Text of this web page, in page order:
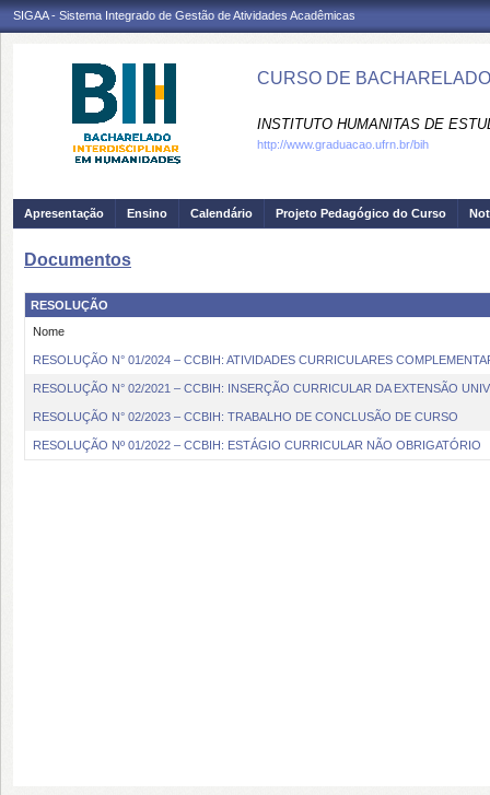
SIGAA - Sistema Integrado de Gestão de Atividades Acadêmicas
CURSO DE
INSTITUTO HUMANITAS DE
http://www.graduacao.ufrn.br/bih
Apresentação Ensino Calendário Projeto Pedagógico do Curso
Documentos
RESOLUÇÃO
Nome
RESOLUÇÃO N° 01/2024 – CCBIH: ATIVIDADES CURRICULARES
RESOLUÇÃO N° 02/2021 – CCBIH: INSERÇÃO CURRICULAR DA EXTENSÃO
RESOLUÇÃO N° 02/2023 – CCBIH: TRABALHO DE CONCLUSÃO DE CURSO
RESOLUÇÃO Nº 01/2022 – CCBIH: ESTÁGIO CURRICULAR NÃO OBRIGATÓRIO